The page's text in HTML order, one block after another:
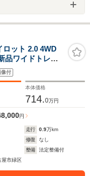
ロット 2.0 4WD
ワイドトレッ
リモコン
ホイール 純正
ックドア ナ
像付
本体価格
714.0万円
円
走行 0.9万km
修復
なし
整備
法定整備付
屋市緑区